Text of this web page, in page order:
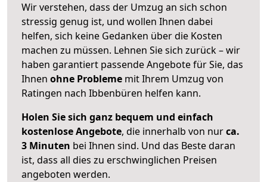
Wir verstehen, dass der Umzug an sich schon
stressig genug ist, und wollen Ihnen dabei
helfen, sich keine Gedanken über die Kosten
machen zu müssen. Lehnen Sie sich zurück – wir
haben garantiert passende Angebote für Sie, das
Ihnen ohne Probleme mit Ihrem Umzug von
Ratingen nach Ibbenbüren helfen kann.
Holen Sie sich ganz bequem und einfach
kostenlose Angebote, die innerhalb von nurca.
3 Minuten bei Ihnen sind. Und das Beste daran
ist, dass all dies zu erschwinglichen Preisen
angeboten werden.